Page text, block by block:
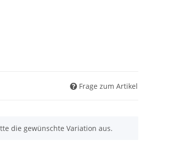
Frage zum Artikel
die gewünschte Variation aus.